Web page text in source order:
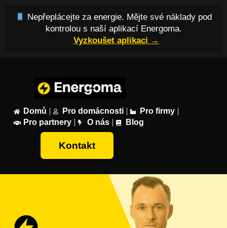
Nepřeplácejte za energie. Mějte své náklady pod
kontrolou s naší aplikací Energoma.
Vyzkoušet aplikaci →
Domů Pro domácnosti
Pro firmy
Pro partnery
O nás Blog
Kontakt